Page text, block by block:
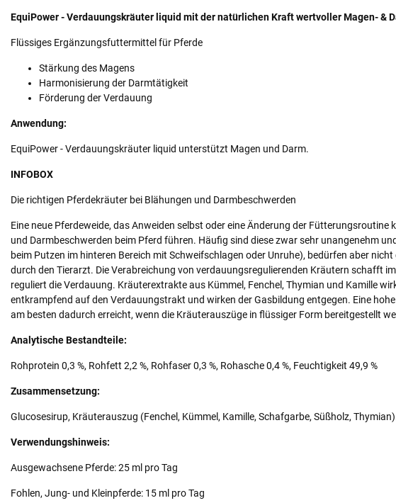
EquiPower - Verdauungskräuter liquid mit der natürlichen Kraft wertvoller Magen- &
Flüssiges Ergänzungsfuttermittel für Pferde
Stärkung des Magens
Harmonisierung der Darmtätigkeit
Förderung der Verdauung
Anwendung:
EquiPower - Verdauungskräuter liquid unterstützt Magen und Darm.
INFOBOX
Die richtigen Pferdekräuter bei Blähungen und Darmbeschwerden
Eine neue Pferdeweide, das Anweiden selbst oder eine Änderung der Fütterungsroutine
und Darmbeschwerden beim Pferd führen. Häufig sind diese zwar sehr unangenehm
beim Putzen im hinteren Bereich mit Schweifschlagen oder Unruhe), bedürfen aber
durch den Tierarzt. Die Verabreichung von verdauungsregulierenden Kräutern schafft
reguliert die Verdauung. Kräuterextrakte aus Kümmel, Fenchel, Thymian und Kamille
entkrampfend auf den Verdauungstrakt und wirken der Gasbildung entgegen. Eine
am besten dadurch erreicht, wenn die Kräuterauszüge in flüssiger Form bereitgestellt
Analytische Bestandteile:
Rohprotein 0,3 %, Rohfett 2,2 %, Rohfaser 0,3 %, Rohasche 0,4 %, Feuchtigkeit 49,9 %
Zusammensetzung:
Glucosesirup, Kräuterauszug (Fenchel, Kümmel, Kamille, Schafgarbe, Süßholz,
Verwendungshinweis:
Ausgewachsene Pferde: 25 ml pro Tag
Fohlen, Jung- und Kleinpferde: 15 ml pro Tag